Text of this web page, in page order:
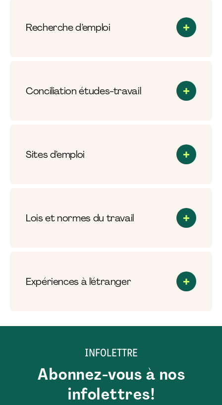
Recherche d’emploi
Conciliation études-travail
Sites d’emploi
Lois et normes du travail
Expériences à l'étranger
INFOLETTRE
Abonnez-vous à nos
infolettres!